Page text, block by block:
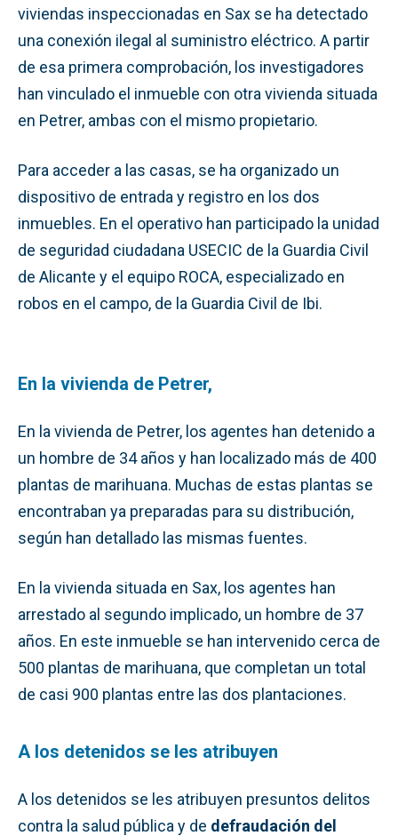
viviendas inspeccionadas en Sax se ha detectado
una conexión ilegal al suministro eléctrico. A partir
de esa primera comprobación, los investigadores
han vinculado el inmueble con otra vivienda situada
en Petrer, ambas con el mismo propietario.
Para acceder a las casas, se ha organizado un
dispositivo de entrada y registro en los dos
inmuebles. En el operativo han participado la unidad
de seguridad ciudadana USECIC de la Guardia Civil
de Alicante y el equipo ROCA, especializado en
robos en el campo, de la Guardia Civil de Ibi.
En la vivienda de Petrer,
En la vivienda de Petrer, los agentes han detenido a
un hombre de 34 años y han localizado más de 400
plantas de marihuana. Muchas de estas plantas se
encontraban ya preparadas para su distribución,
según han detallado las mismas fuentes.
En la vivienda situada en Sax, los agentes han
arrestado al segundo implicado, un hombre de 37
años. En este inmueble se han intervenido cerca de
500 plantas de marihuana, que completan un total
de casi 900 plantas entre las dos plantaciones.
A los detenidos se les atribuyen
A los detenidos se les atribuyen presuntos delitos
contra la salud pública y de defraudación del